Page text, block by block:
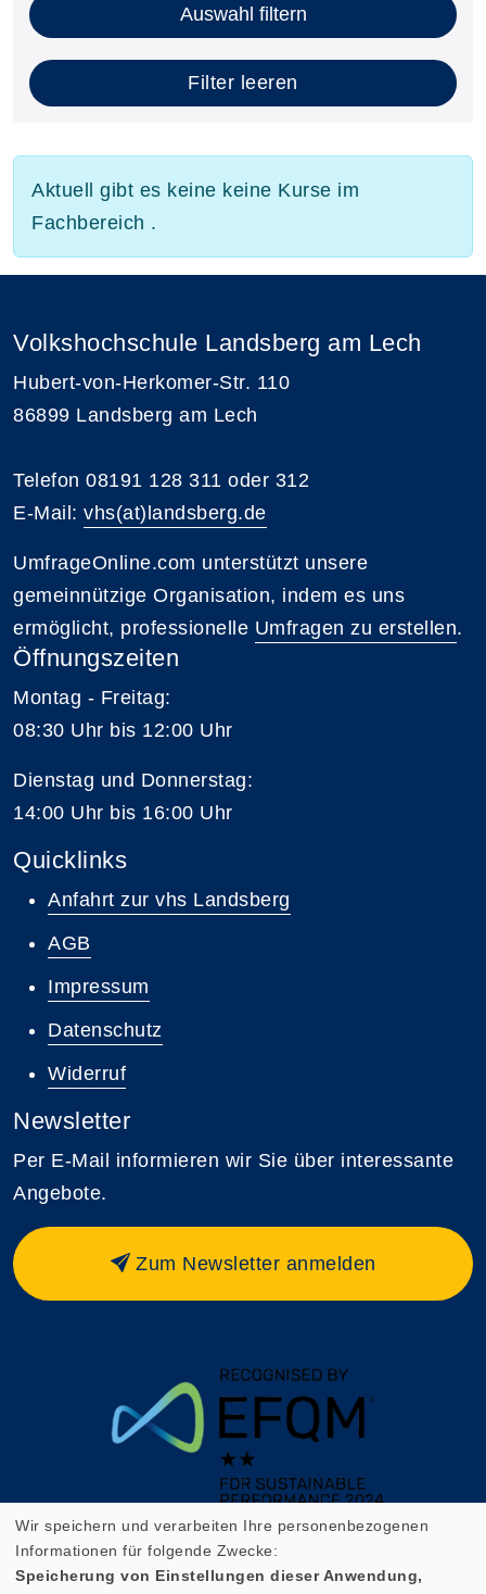
Auswahl filtern
Filter leeren
Aktuell gibt es keine keine Kurse im
Fachbereich .
Volkshochschule Landsberg am Lech
Hubert-von-Herkomer-Str. 110
86899 Landsberg am Lech
Telefon 08191 128 311 oder 312
E-Mail: vhs(at)landsberg.de
UmfrageOnline.com unterstützt unsere
gemeinnützige Organisation, indem es uns
ermöglicht, professionelle Umfragen zu erstellen.
Öffnungszeiten
Montag - Freitag:
08:30 Uhr bis 12:00 Uhr
Dienstag und Donnerstag:
14:00 Uhr bis 16:00 Uhr
Quicklinks
Anfahrt zur vhs Landsberg
AGB
Impressum
Datenschutz
Widerruf
Newsletter
Per E-Mail informieren wir Sie über interessante
Angebote.
Zum Newsletter anmelden
Wir speichern und verarbeiten Ihre personenbezogenen
Informationen für folgende Zwecke:
Speicherung von Einstellungen dieser Anwendung,